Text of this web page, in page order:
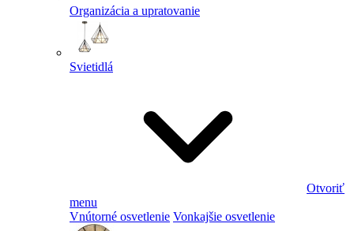
Organizácia a upratovanie
Svietidlá
Otvoriť
menu
Vnútorné osvetlenie Vonkajšie osvetlenie